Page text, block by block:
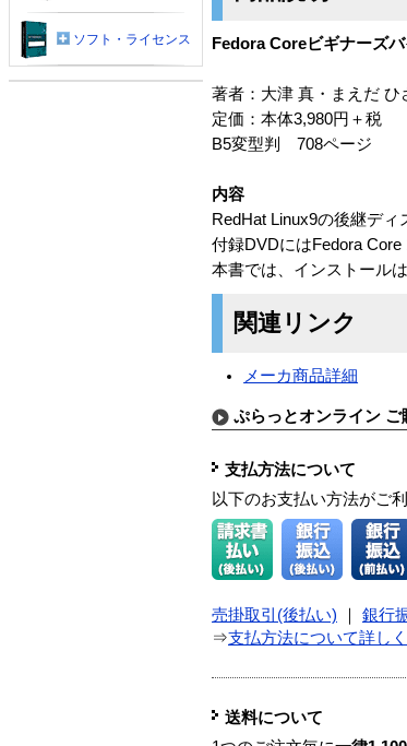
Fedora Coreビギナーズ
著者：大津 真・まえだ ひ
定価：本体3,980円＋税
B5変型判 708ページ
内容
RedHat Linux9の後継ディ
付録DVDにはFedora
本書では、インストール
関連リンク
メーカ商品詳細
ぷらっとオンライン
支払方法について
以下のお支払い方法がご
売掛取引(後払い) 銀行
⇒支払方法について詳し
送料について
ソフト・ライセンス